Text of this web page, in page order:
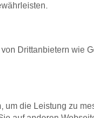
Drittanbietern wie
die Leistung zu